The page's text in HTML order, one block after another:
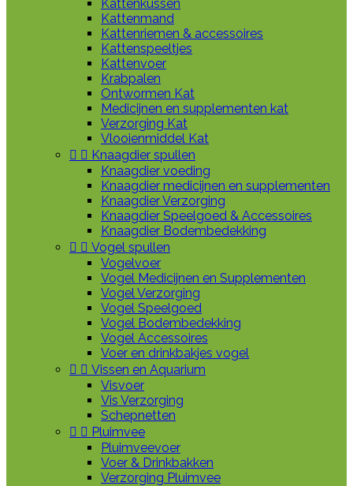
Kattenkussen
Kattenmand
Kattenriemen & accessoires
Kattenspeeltjes
Kattenvoer
Krabpalen
Ontwormen Kat
Medicijnen en supplementen kat
Verzorging Kat
Vlooienmiddel Kat
  Knaagdier spullen
Knaagdier voeding
Knaagdier medicijnen en supplementen
Knaagdier Verzorging
Knaagdier Speelgoed & Accessoires
Knaagdier Bodembedekking
  Vogel spullen
Vogelvoer
Vogel Medicijnen en Supplementen
Vogel Verzorging
Vogel Speelgoed
Vogel Bodembedekking
Vogel Accessoires
Voer en drinkbakjes vogel
  Vissen en Aquarium
Visvoer
Vis Verzorging
Schepnetten
  Pluimvee
Pluimveevoer
Voer & Drinkbakken
Verzorging Pluimvee